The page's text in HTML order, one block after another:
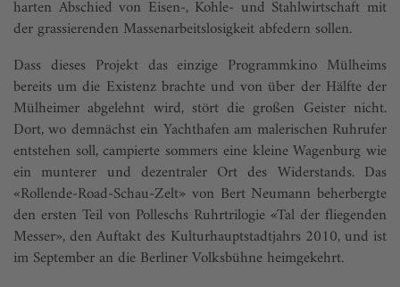
harten Abschied von Eisen-, Kohle- und Stahlwirtschaft mit
der grassierenden Massen­arbeitslosigkeit abfedern sollen.
Dass dieses Projekt das einzige Programmkino Mülheims
bereits um die Existenz brachte und von über der Hälfte der
Mülheimer abgelehnt wird, stört die großen Geister nicht.
Dort, wo demnächst ein Yachthafen am malerischen Ruhrufer
entstehen soll, campierte sommers eine kleine Wagenburg wie
ein munterer und dezentraler Ort des Widerstands. Das
«Rollende-Road-Schau-Zelt» von Bert Neumann beherbergte
den ersten Teil von Polleschs Ruhrtrilogie «Tal der flie­genden
Messer», den Auftakt des Kulturhauptstadtjahrs 2010, und ist
im September an die Berliner Volksbühne heimgekehrt.